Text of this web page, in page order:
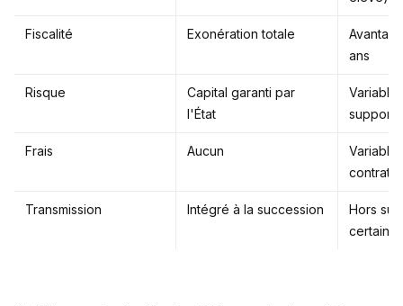
Fiscalité Exonération totale
ans
Risque
Capital garanti par
l'État
Variable
supports
Frais Aucun
contrats
Transmission Intégré à la succession
Hors